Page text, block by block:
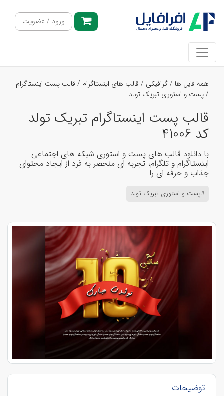
ورود / عضویت
همه فایل ها /گرافیکی / قالب های اینستاگرام / قالب پست اینستاگرام
/پست و استوری تبریک تولد
قالب پست اینستاگرام تبریک تولد
کد 41006
با دانلود قالب های پست و استوری شبکه های اجتماعی
اینستاگرام و تلگرام، تجربه ای منحصر به فرد از ایجاد محتوای
جذاب و حرفه ای را
#پست و استوری تبریک تولد
توضیحات